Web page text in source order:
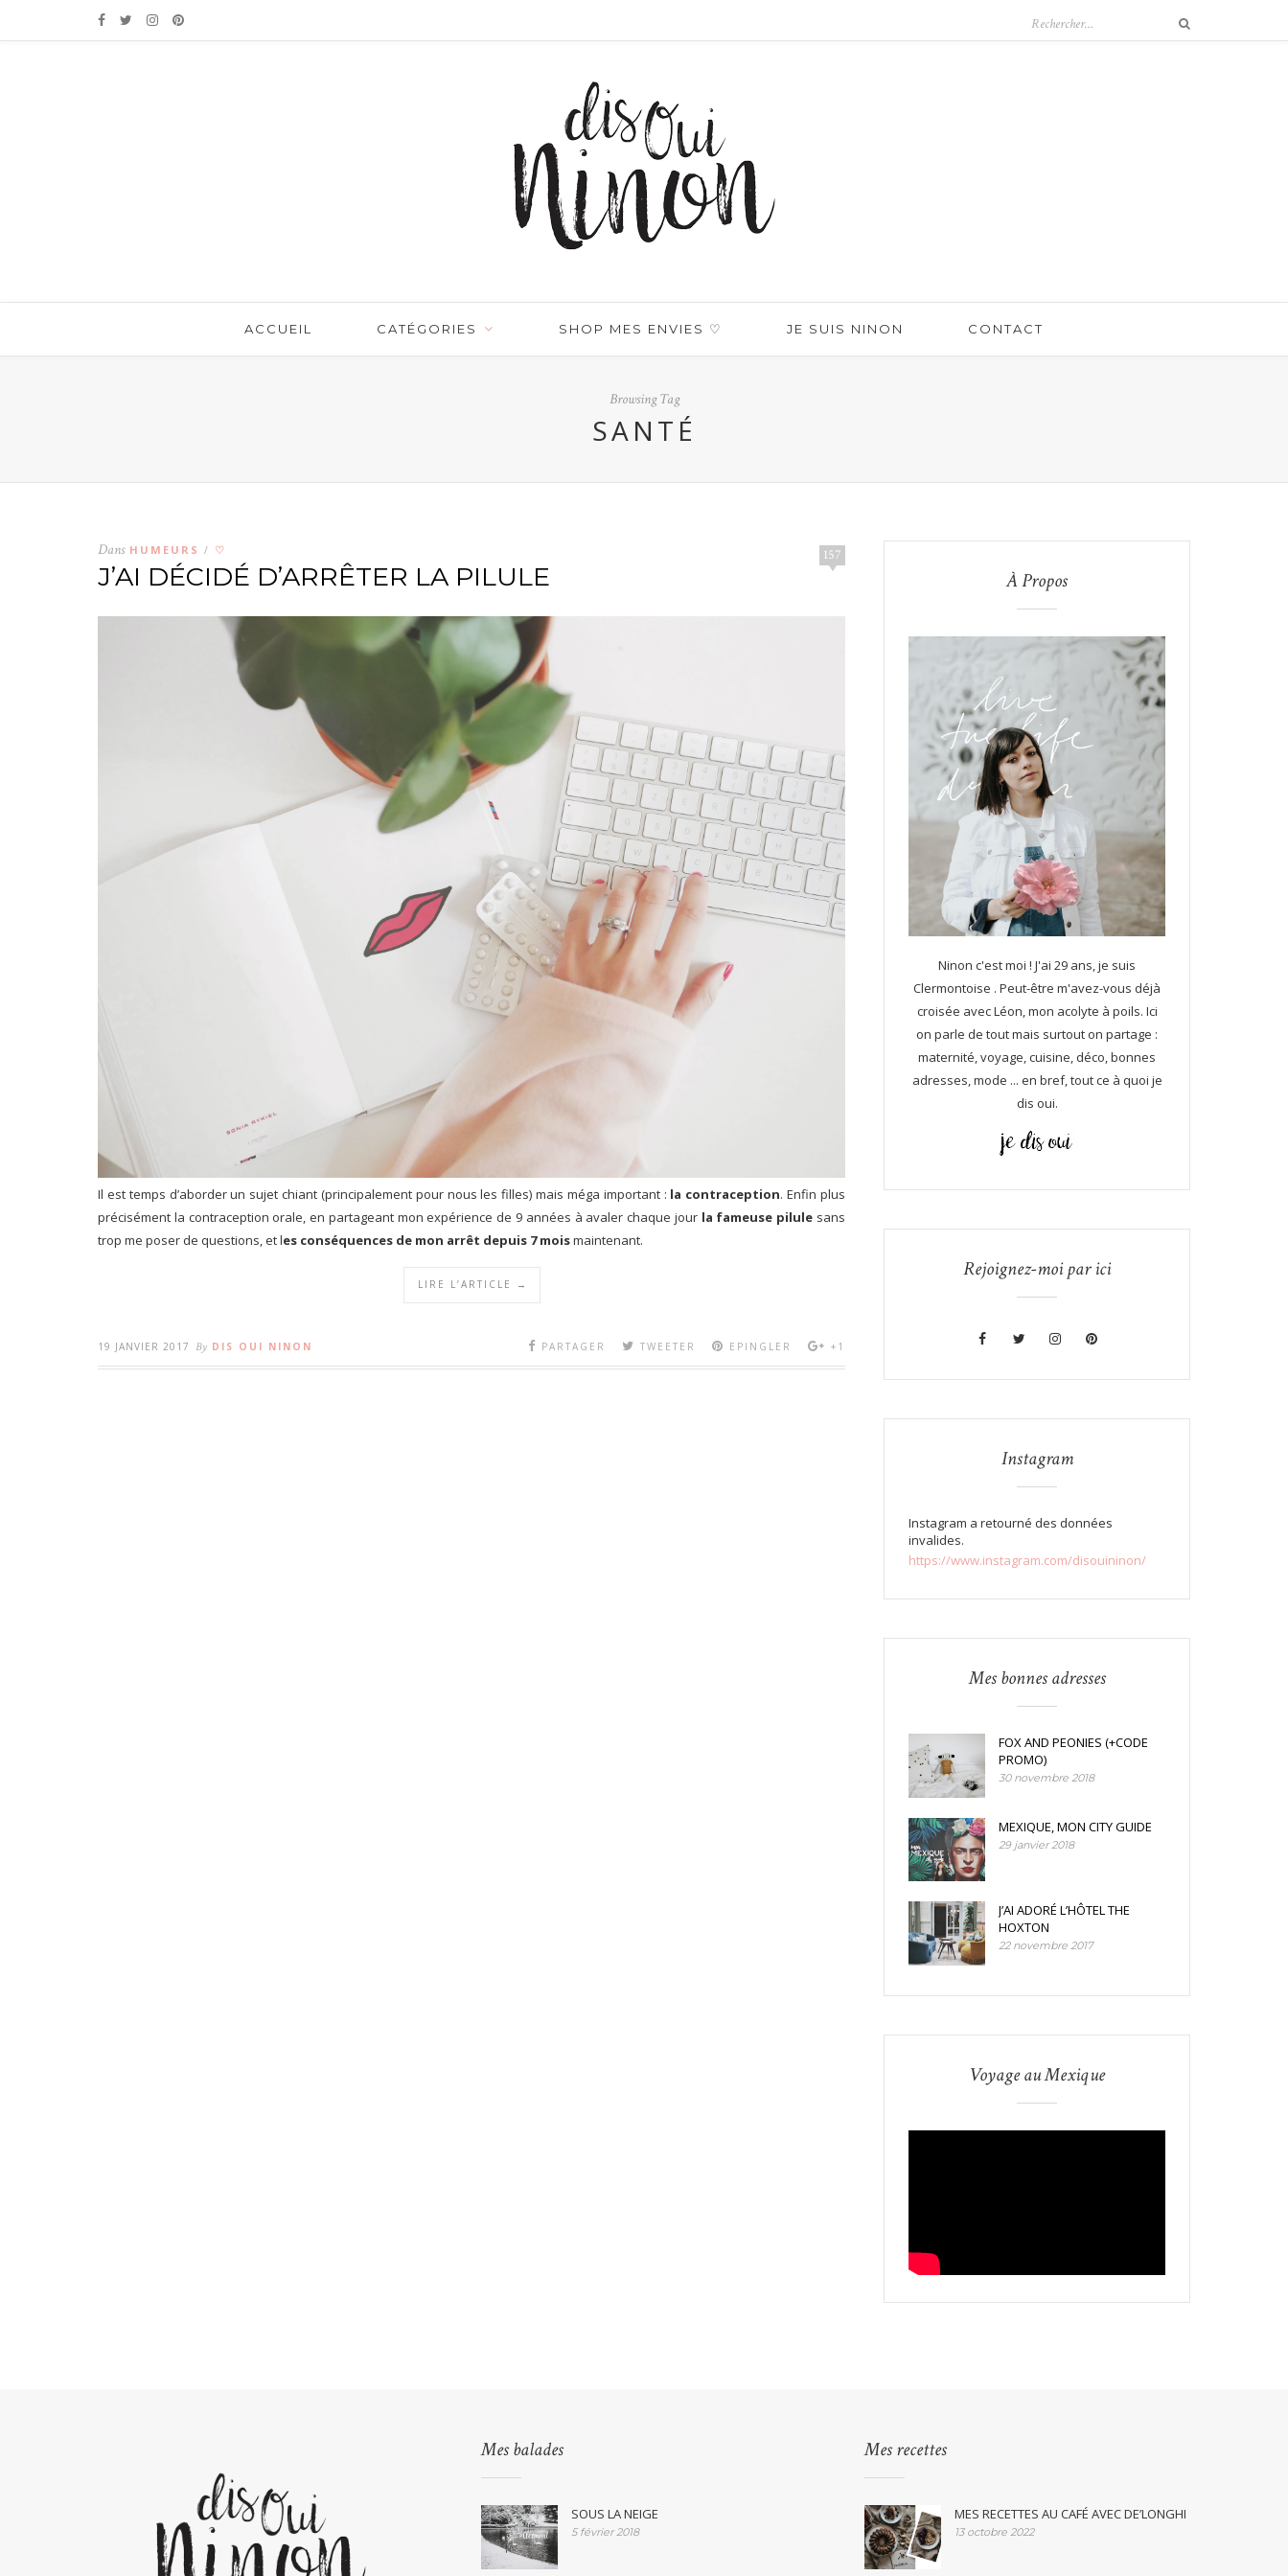
ACCUEIL CATÉGORIES SHOP MES ENVIES ♡ JE SUIS NINON CONTACT
Browsing Tag
SANTÉ
157
Dans HUMEURS / ♡
J’AI DÉCIDÉ D’ARRÊTER LA PILULE
Il est temps d’aborder un sujet chiant (principalement pour nous les filles) mais méga important : la contraception. Enfin plus
précisément la contraception orale, en partageant mon expérience de 9 années à avaler chaque jour la fameuse pilule sans
trop me poser de questions, et les conséquences de mon arrêt depuis 7 moismaintenant.
LIRE L’ARTICLE →
19 JANVIER 2017 By DIS OUI NINON PARTAGER TWEETER EPINGLER +1
À Propos
Ninon c'est moi ! J'ai 29 ans, je suis
Clermontoise . Peut-être m'avez-vous déjà
croisée avec Léon, mon acolyte à poils. Ici
on parle de tout mais surtout on partage :
maternité, voyage, cuisine, déco, bonnes
adresses, mode ... en bref, tout ce à quoi je
dis oui.
Rejoignez-moi par ici
Instagram
Instagram a retourné des données
invalides.
https://www.instagram.com/disouininon/
Mes bonnes adresses
FOX AND PEONIES (+CODE
PROMO)
30 novembre 2018
MEXIQUE, MON CITY GUIDE
29 janvier 2018
J’AI ADORÉ L’HÔTEL THE
HOXTON
22 novembre 2017
Voyage au Mexique
Mes balades
SOUS LA NEIGE
5 février 2018
Mes recettes
MES RECETTES AU CAFÉ AVEC DE’LONGHI
13 octobre 2022